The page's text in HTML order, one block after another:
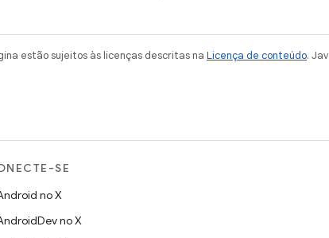
estão sujeitos às licenças descritas na Licença de conteúdo.
SE
no X
no X